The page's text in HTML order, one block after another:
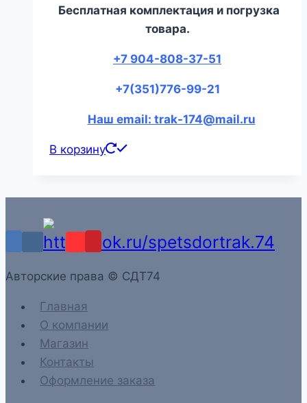
Бесплатная комплектация и погрузка
товара.
+7 904-808-37-51
+7(351)776-99-21
Наш email: trak-174@mail.ru
В корзину
Aвторские права © СДТ74
Главная
О компании
Магазин
Контакты
Оформление заказа